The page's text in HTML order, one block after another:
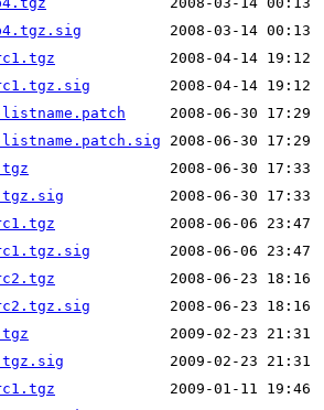
listname.patch.sig